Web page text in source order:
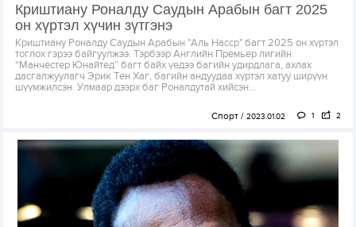
Криштиану Роналду Саудын Арабын багт 2025
он хүртэл хүчин зүтгэнэ
Криштиану Роналду Саудын Арабын "Аль Насср" багт 2025 он хүртэл
тоглох гэрээ байгуулжээ. Тэрбээр Английн Премьер лигийн
“Манчестер Юнайтед” багт байх үедээ багийн удирдлага, ахлах
дасгалжуулагч Эрик Тен Хаг, багийн андуудаа хүртэл хатуу ширүүн
шүүмжилсэн. Улмаар дээрх баг Роналдутай хийсэн...
Спорт 2023.01.02 1 2